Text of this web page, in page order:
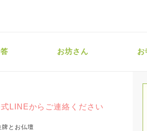
お坊さん お
LINEからご連絡ください
牌とお仏壇